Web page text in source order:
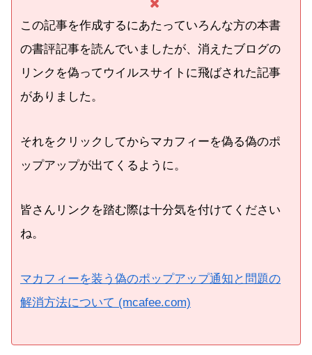
この記事を作成するにあたっていろんな方の本書
の書評記事を読んでいましたが、消えたブログの
リンクを偽ってウイルスサイトに飛ばされた記事
がありました。
それをクリックしてからマカフィーを偽る偽のポ
ップアップが出てくるように。
皆さんリンクを踏む際は十分気を付けてください
ね。
マカフィーを装う偽のポップアップ通知と問題の
解消方法について (mcafee.com)